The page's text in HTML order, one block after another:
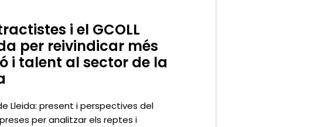
i el GCOLL
per reivindicar més
i talent al sector de la
Lleida: present i perspectives del
per analitzar els reptes i